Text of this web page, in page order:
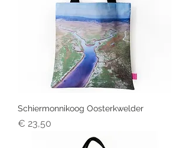
Schiermonnikoog Oosterkwelder
Prijs
€ 23,50